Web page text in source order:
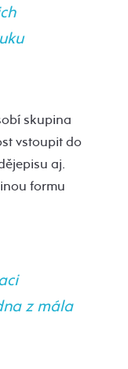
skupina
vstoupit do
aj.
formu
z mála